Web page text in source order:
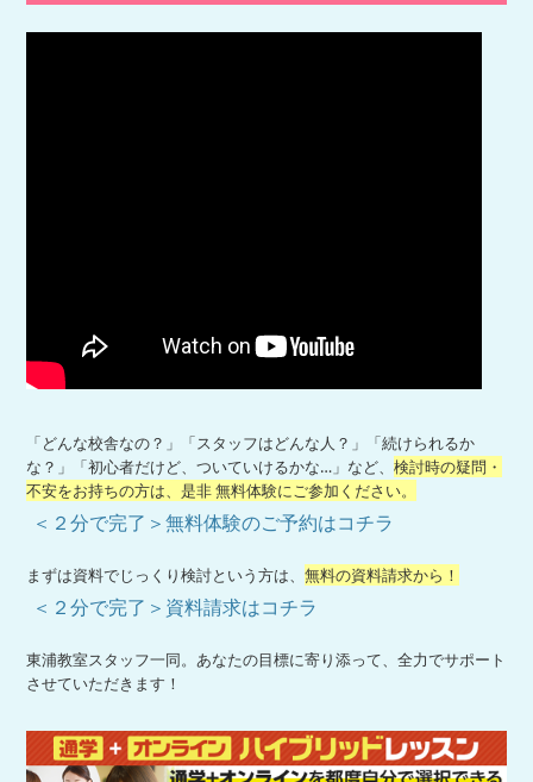
「どんな校舎なの？」「スタッフはどんな人？」「続けられるか
な？」「初心者だけど、ついていけるかな…」など、検討時の疑問・
不安をお持ちの方は、是非 無料体験にご参加ください。
＜２分で完了＞無料体験のご予約はコチラ
まずは資料でじっくり検討という方は、無料の資料請求から！
＜２分で完了＞資料請求はコチラ
東浦教室スタッフ一同。あなたの目標に寄り添って、全力でサポート
させていただきます！